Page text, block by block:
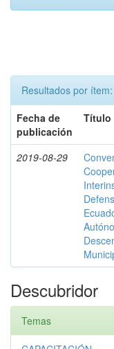
Resultados por ítem:
Fecha de
publicación
Título
2019-08-29
Descubridor
Temas